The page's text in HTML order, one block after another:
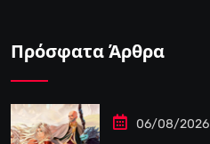
Πρόσφατα Άρθρα
06/08/2026